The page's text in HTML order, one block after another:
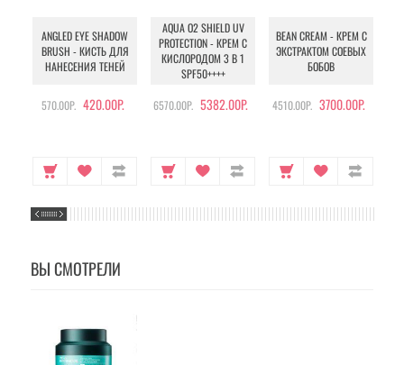
ANGLED EYE SHADOW
BRUSH - КИСТЬ ДЛЯ
НАНЕСЕНИЯ ТЕНЕЙ
570.00Р. 420.00Р.
AQUA O2 SHIELD UV
PROTECTION - КРЕМ С
КИСЛОРОДОМ 3 В 1
SPF50++++
6570.00Р. 5382.00Р.
BEAN CREAM - КРЕМ С
ЭКСТРАКТОМ СОЕВЫХ
БОБОВ
4510.00Р. 3700.00Р.
ВЫ СМОТРЕЛИ